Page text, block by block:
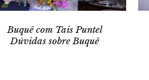
Buquê com Tais Puntel
Dúvidas sobre Buquê